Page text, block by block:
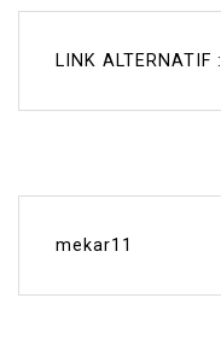
LINK ALTERNATIF :
mekar11